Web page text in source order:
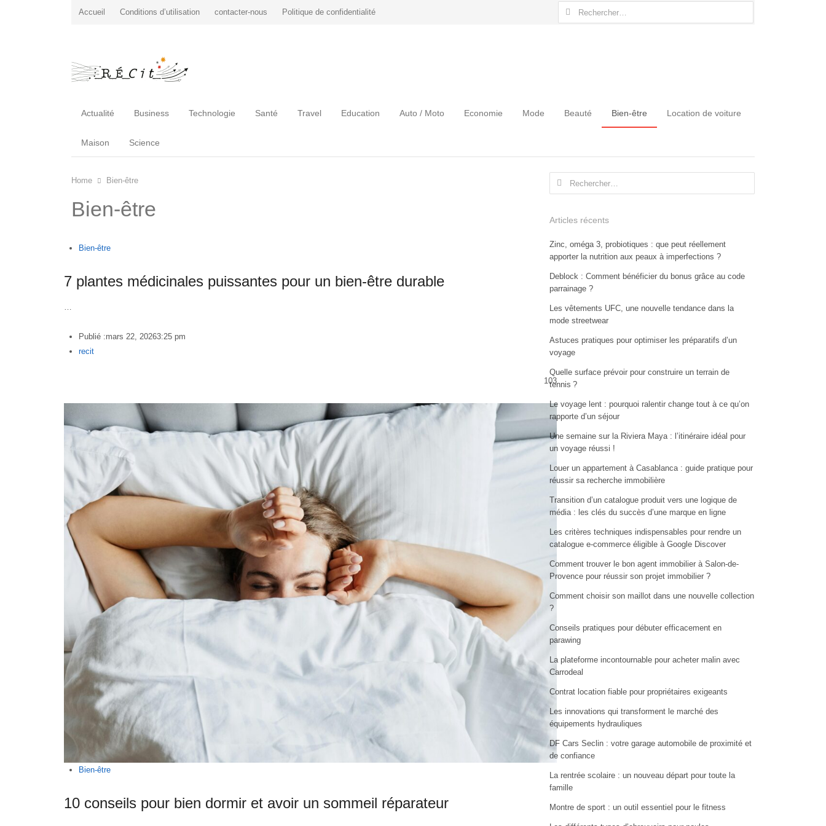
Accueil Conditions d’utilisation contacter-nous Politique de confidentialité Rechercher :
Actualité Business Technologie Santé Travel Education Auto / Moto Economie Mode Beauté Bien-être Location de voiture
Maison Science
Home Bien-être
Bien-être
Bien-être
7 plantes médicinales puissantes pour un bien-être durable
…
Publié :mars 22, 20263:25 pm
Author
recit
103
Bien-être
10 conseils pour bien dormir et avoir un sommeil réparateur
Rechercher :
Articles récents
Zinc, oméga 3, probiotiques : que peut réellement
apporter la nutrition aux peaux à imperfections ?
Deblock : Comment bénéficier du bonus grâce au code
parrainage ?
Les vêtements UFC, une nouvelle tendance dans la
mode streetwear
Astuces pratiques pour optimiser les préparatifs d’un
voyage
Quelle surface prévoir pour construire un terrain de
tennis ?
Le voyage lent : pourquoi ralentir change tout à ce qu’on
rapporte d’un séjour
Une semaine sur la Riviera Maya : l’itinéraire idéal pour
un voyage réussi !
Louer un appartement à Casablanca : guide pratique pour
réussir sa recherche immobilière
Transition d’un catalogue produit vers une logique de
média : les clés du succès d’une marque en ligne
Les critères techniques indispensables pour rendre un
catalogue e-commerce éligible à Google Discover
Comment trouver le bon agent immobilier à Salon-de-
Provence pour réussir son projet immobilier ?
Comment choisir son maillot dans une nouvelle collection
?
Conseils pratiques pour débuter efficacement en
parawing
La plateforme incontournable pour acheter malin avec
Carrodeal
Contrat location fiable pour propriétaires exigeants
Les innovations qui transforment le marché des
équipements hydrauliques
DF Cars Seclin : votre garage automobile de proximité et
de confiance
La rentrée scolaire : un nouveau départ pour toute la
famille
Montre de sport : un outil essentiel pour le fitness